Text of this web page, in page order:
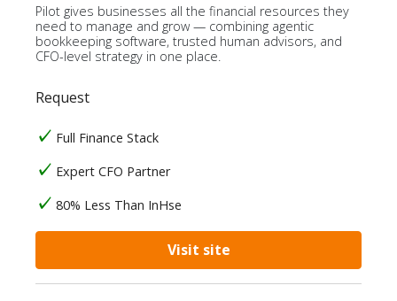
Pilot gives businesses all the financial resources they
need to manage and grow — combining agentic
bookkeeping software, trusted human advisors, and
CFO-level strategy in one place.
Request
Full Finance Stack
Expert CFO Partner
80% Less Than InHse
Visit site